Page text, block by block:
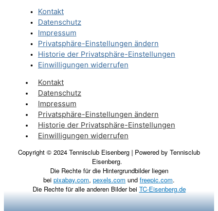
Kontakt
Datenschutz
Impressum
Privatsphäre-Einstellungen ändern
Historie der Privatsphäre-Einstellungen
Einwilligungen widerrufen
Kontakt
Datenschutz
Impressum
Privatsphäre-Einstellungen ändern
Historie der Privatsphäre-Einstellungen
Einwilligungen widerrufen
Copyright © 2024 Tennisclub Eisenberg | Powered by Tennisclub
Eisenberg.
Die Rechte für die Hintergrundbilder liegen
bei pixabay.com, pexels.com und freepic.com.
Die Rechte für alle anderen Bilder bei TC-Eisenberg.de